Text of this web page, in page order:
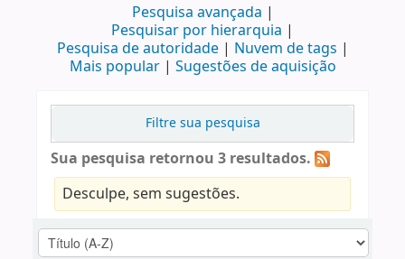
Pesquisa avançada
Pesquisar por hierarquia
Pesquisa de autoridade
Nuvem de tags
Mais popular
Sugestões de aquisição
Filtre sua pesquisa
Sua pesquisa retornou 3 resultados.
Desculpe, sem sugestões.